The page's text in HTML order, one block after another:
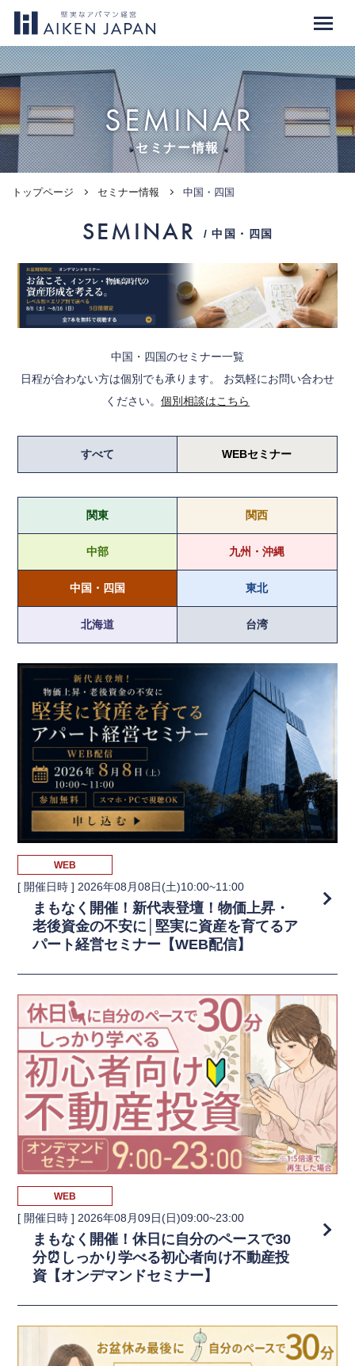
SEMINAR
セミナー情報
トップページ セミナー情報 中国・四国
SEMINAR / 中国・四国
中国・四国のセミナー一覧
日程が合わない方は個別でも承ります。 お気軽にお問い合わせ
ください。 個別相談はこちら
すべて WEBセミナー
関東 関西
中部 九州・沖縄
中国・四国 東北
北海道 台湾
WEB
[ 開催日時 ] 2026年08月08日(土)10:00~11:00
まもなく開催！新代表登壇！物価上昇・
老後資金の不安に│堅実に資産を育てるア
パート経営セミナー【WEB配信】
WEB
[ 開催日時 ] 2026年08月09日(日)09:00~23:00
まもなく開催！休日に自分のペースで30
分⏰しっかり学べる初心者向け不動産投
資【オンデマンドセミナー】